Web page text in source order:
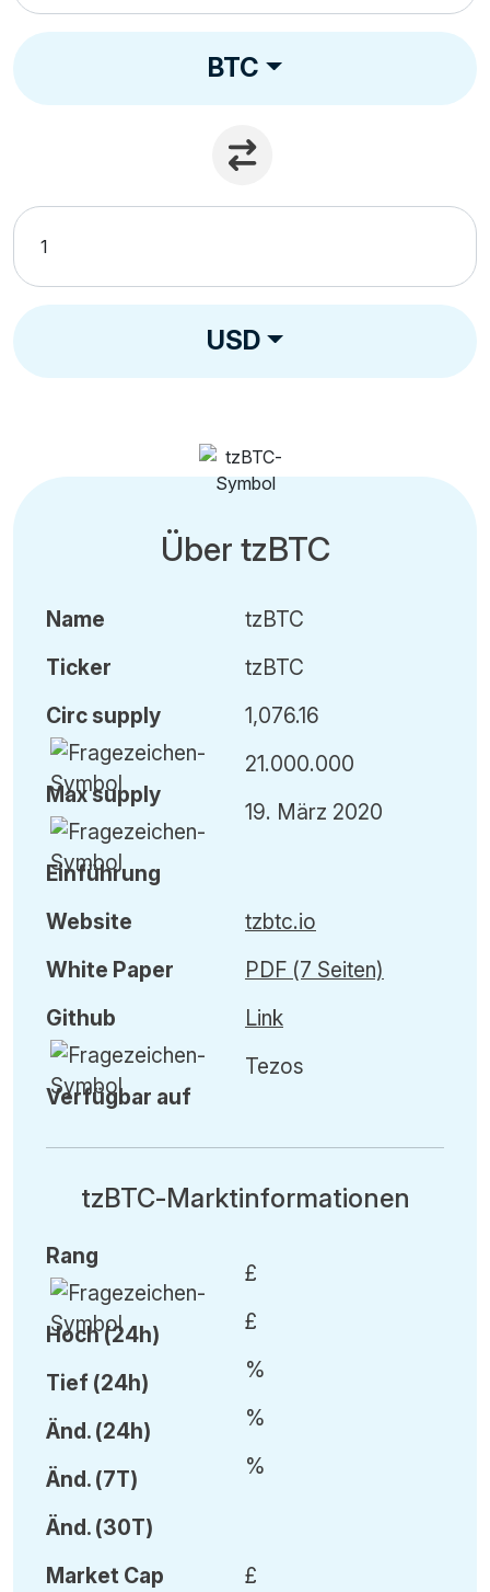
BTC
USD
Über tzBTC
Name
Ticker
Circ supply
Maxsupply
Einführung
tzBTC
tzBTC
1,076.16
21.000.000
19. März 2020
Website
White Paper
Github
Verfügbar auf
tzbtc.io
PDF (7 Seiten)
Link
Tezos
tzBTC-Marktinformationen
Rang
Hoch (24h)
Tief (24h)
Änd. (24h)
Änd. (7T)
Änd. (30T)
£
£
%
%
%
Market Cap
£